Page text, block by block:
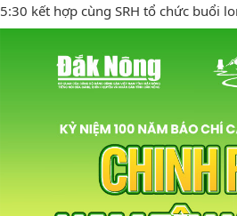
5:30 kết hợp cùng SRH tổ chức buổi